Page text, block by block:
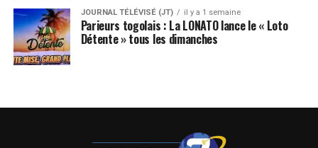
JOURNAL TÉLÉVISÉ (JT) il y a 1 semaine
Parieurs togolais : La LONATO lance le « Loto
Détente » tous les dimanches